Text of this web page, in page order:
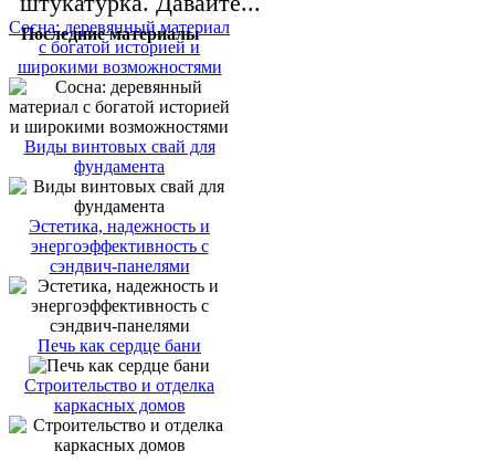
Последние материалы
Сосна: деревянный материал
с богатой историей и
широкими возможностями
Виды винтовых свай для
фундамента
Эстетика, надежность и
энергоэффективность с
сэндвич-панелями
Печь как сердце бани
Строительство и отделка
каркасных домов